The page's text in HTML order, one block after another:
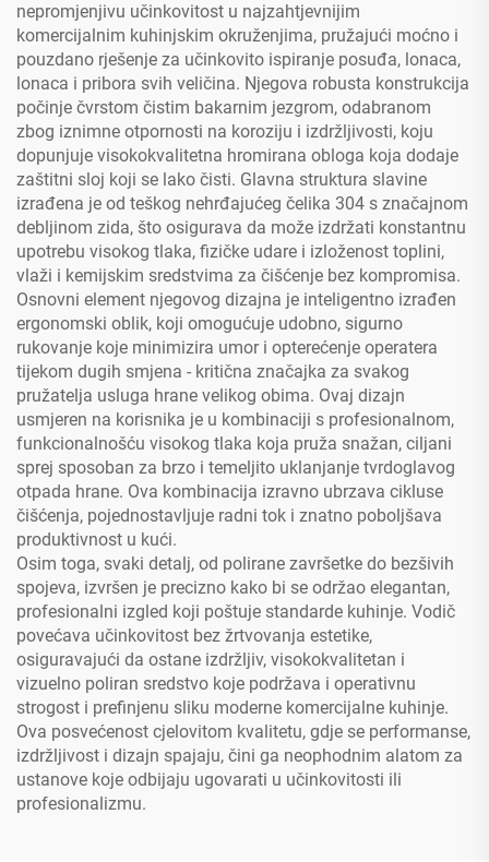
nepromjenjivu učinkovitost u najzahtjevnijim
komercijalnim kuhinjskim okruženjima, pružajući moćno i
pouzdano rješenje za učinkovito ispiranje posuđa, lonaca,
lonaca i pribora svih veličina. Njegova robusta konstrukcija
počinje čvrstom čistim bakarnim jezgrom, odabranom
zbog iznimne otpornosti na koroziju i izdržljivosti, koju
dopunjuje visokokvalitetna hromirana obloga koja dodaje
zaštitni sloj koji se lako čisti. Glavna struktura slavine
izrađena je od teškog nehrđajućeg čelika 304 s značajnom
debljinom zida, što osigurava da može izdržati konstantnu
upotrebu visokog tlaka, fizičke udare i izloženost toplini,
vlaži i kemijskim sredstvima za čišćenje bez kompromisa.
Osnovni element njegovog dizajna je inteligentno izrađen
ergonomski oblik, koji omogućuje udobno, sigurno
rukovanje koje minimizira umor i opterećenje operatera
tijekom dugih smjena - kritična značajka za svakog
pružatelja usluga hrane velikog obima. Ovaj dizajn
usmjeren na korisnika je u kombinaciji s profesionalnom,
funkcionalnošću visokog tlaka koja pruža snažan, ciljani
sprej sposoban za brzo i temeljito uklanjanje tvrdoglavog
otpada hrane. Ova kombinacija izravno ubrzava cikluse
čišćenja, pojednostavljuje radni tok i znatno poboljšava
produktivnost u kući.
Osim toga, svaki detalj, od polirane završetke do bezšivih
spojeva, izvršen je precizno kako bi se održao elegantan,
profesionalni izgled koji poštuje standarde kuhinje. Vodič
povećava učinkovitost bez žrtvovanja estetike,
osiguravajući da ostane izdržljiv, visokokvalitetan i
vizuelno poliran sredstvo koje podržava i operativnu
strogost i prefinjenu sliku moderne komercijalne kuhinje.
Ova posvećenost cjelovitom kvalitetu, gdje se performanse,
izdržljivost i dizajn spajaju, čini ga neophodnim alatom za
ustanove koje odbijaju ugovarati u učinkovitosti ili
profesionalizmu.